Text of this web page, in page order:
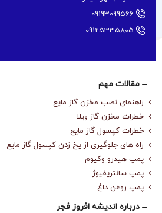
09193099566
09125335805
مقالات مهم
راهنمای نصب مخزن گاز مایع
خطرات مخزن گاز ویلا
خطرات کپسول گاز مایع
راه های جلوگیری از یخ زدن کپسول گاز مایع
پمپ هیدرو وکیوم
پمپ سانتریفیوژ
پمپ روغن داغ
درباره‌ اندیشه افروز فجر